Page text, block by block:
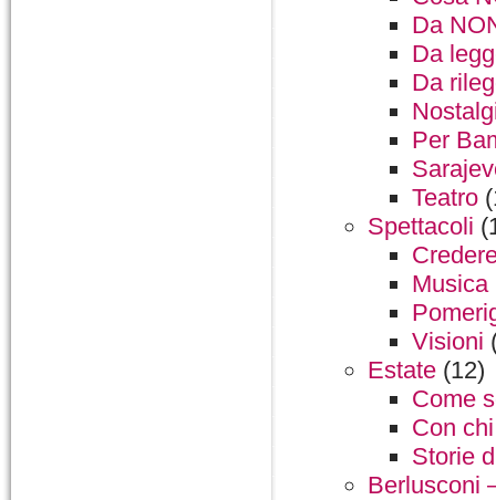
Da
Da
Da
Per
Teatro
Spettacoli
Musica
Visioni
Estate (12)
Come
Con
Storie
Berlusconi